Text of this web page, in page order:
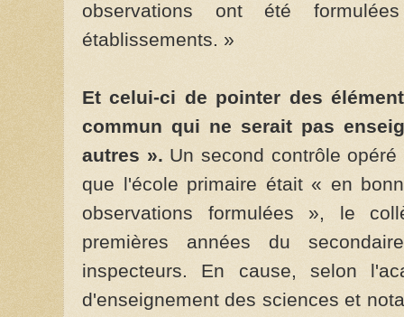
observations ont été
établissements. »
Et celui-ci de pointer des
commun qui ne serait pas
autres ». Un second contrôle
que l'école primaire était « en
observations formulées », le
premières années du
inspecteurs. En cause, selon
d'enseignement des sciences et